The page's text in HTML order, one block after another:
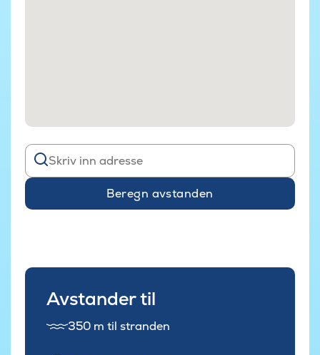
Beregn avstanden
Avstander til
350 m til stranden